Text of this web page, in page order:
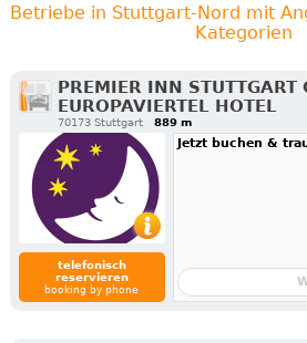
Betriebe in Stuttgart-Nord mit
Kategorien
PREMIER INN STUTTGART
EUROPAVIERTEL HOTEL
70173 Stuttgart 889 m
telefonisch
reservieren
booking by phone
Jetzt buchen &